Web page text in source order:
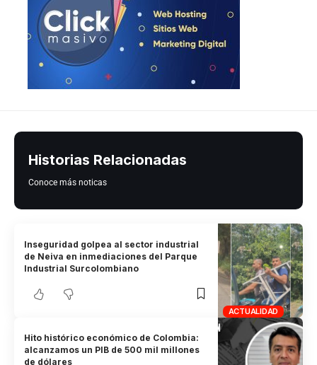
Historias Relacionadas
Conoce más noticas
ACTUALIDAD
Inseguridad golpea al sector industrial
de Neiva en inmediaciones del Parque
Industrial Surcolombiano
Hito histórico económico de Colombia:
alcanzamos un PIB de 500 mil millones
de dólares